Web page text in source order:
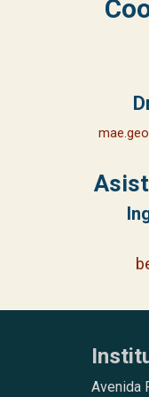
Avenida